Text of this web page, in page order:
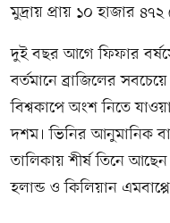
মুদ্রায় প্রায় ১০ হাজার ৪৭২
দুই বছর আগে ফিফার
বর্তমানে ব্রাজিলের
বিশ্বকাপে অংশ নিতে
দশম। ভিনির আনুমানিক
তালিকায় শীর্ষ তিনে
হলান্ড ও কিলিয়ান